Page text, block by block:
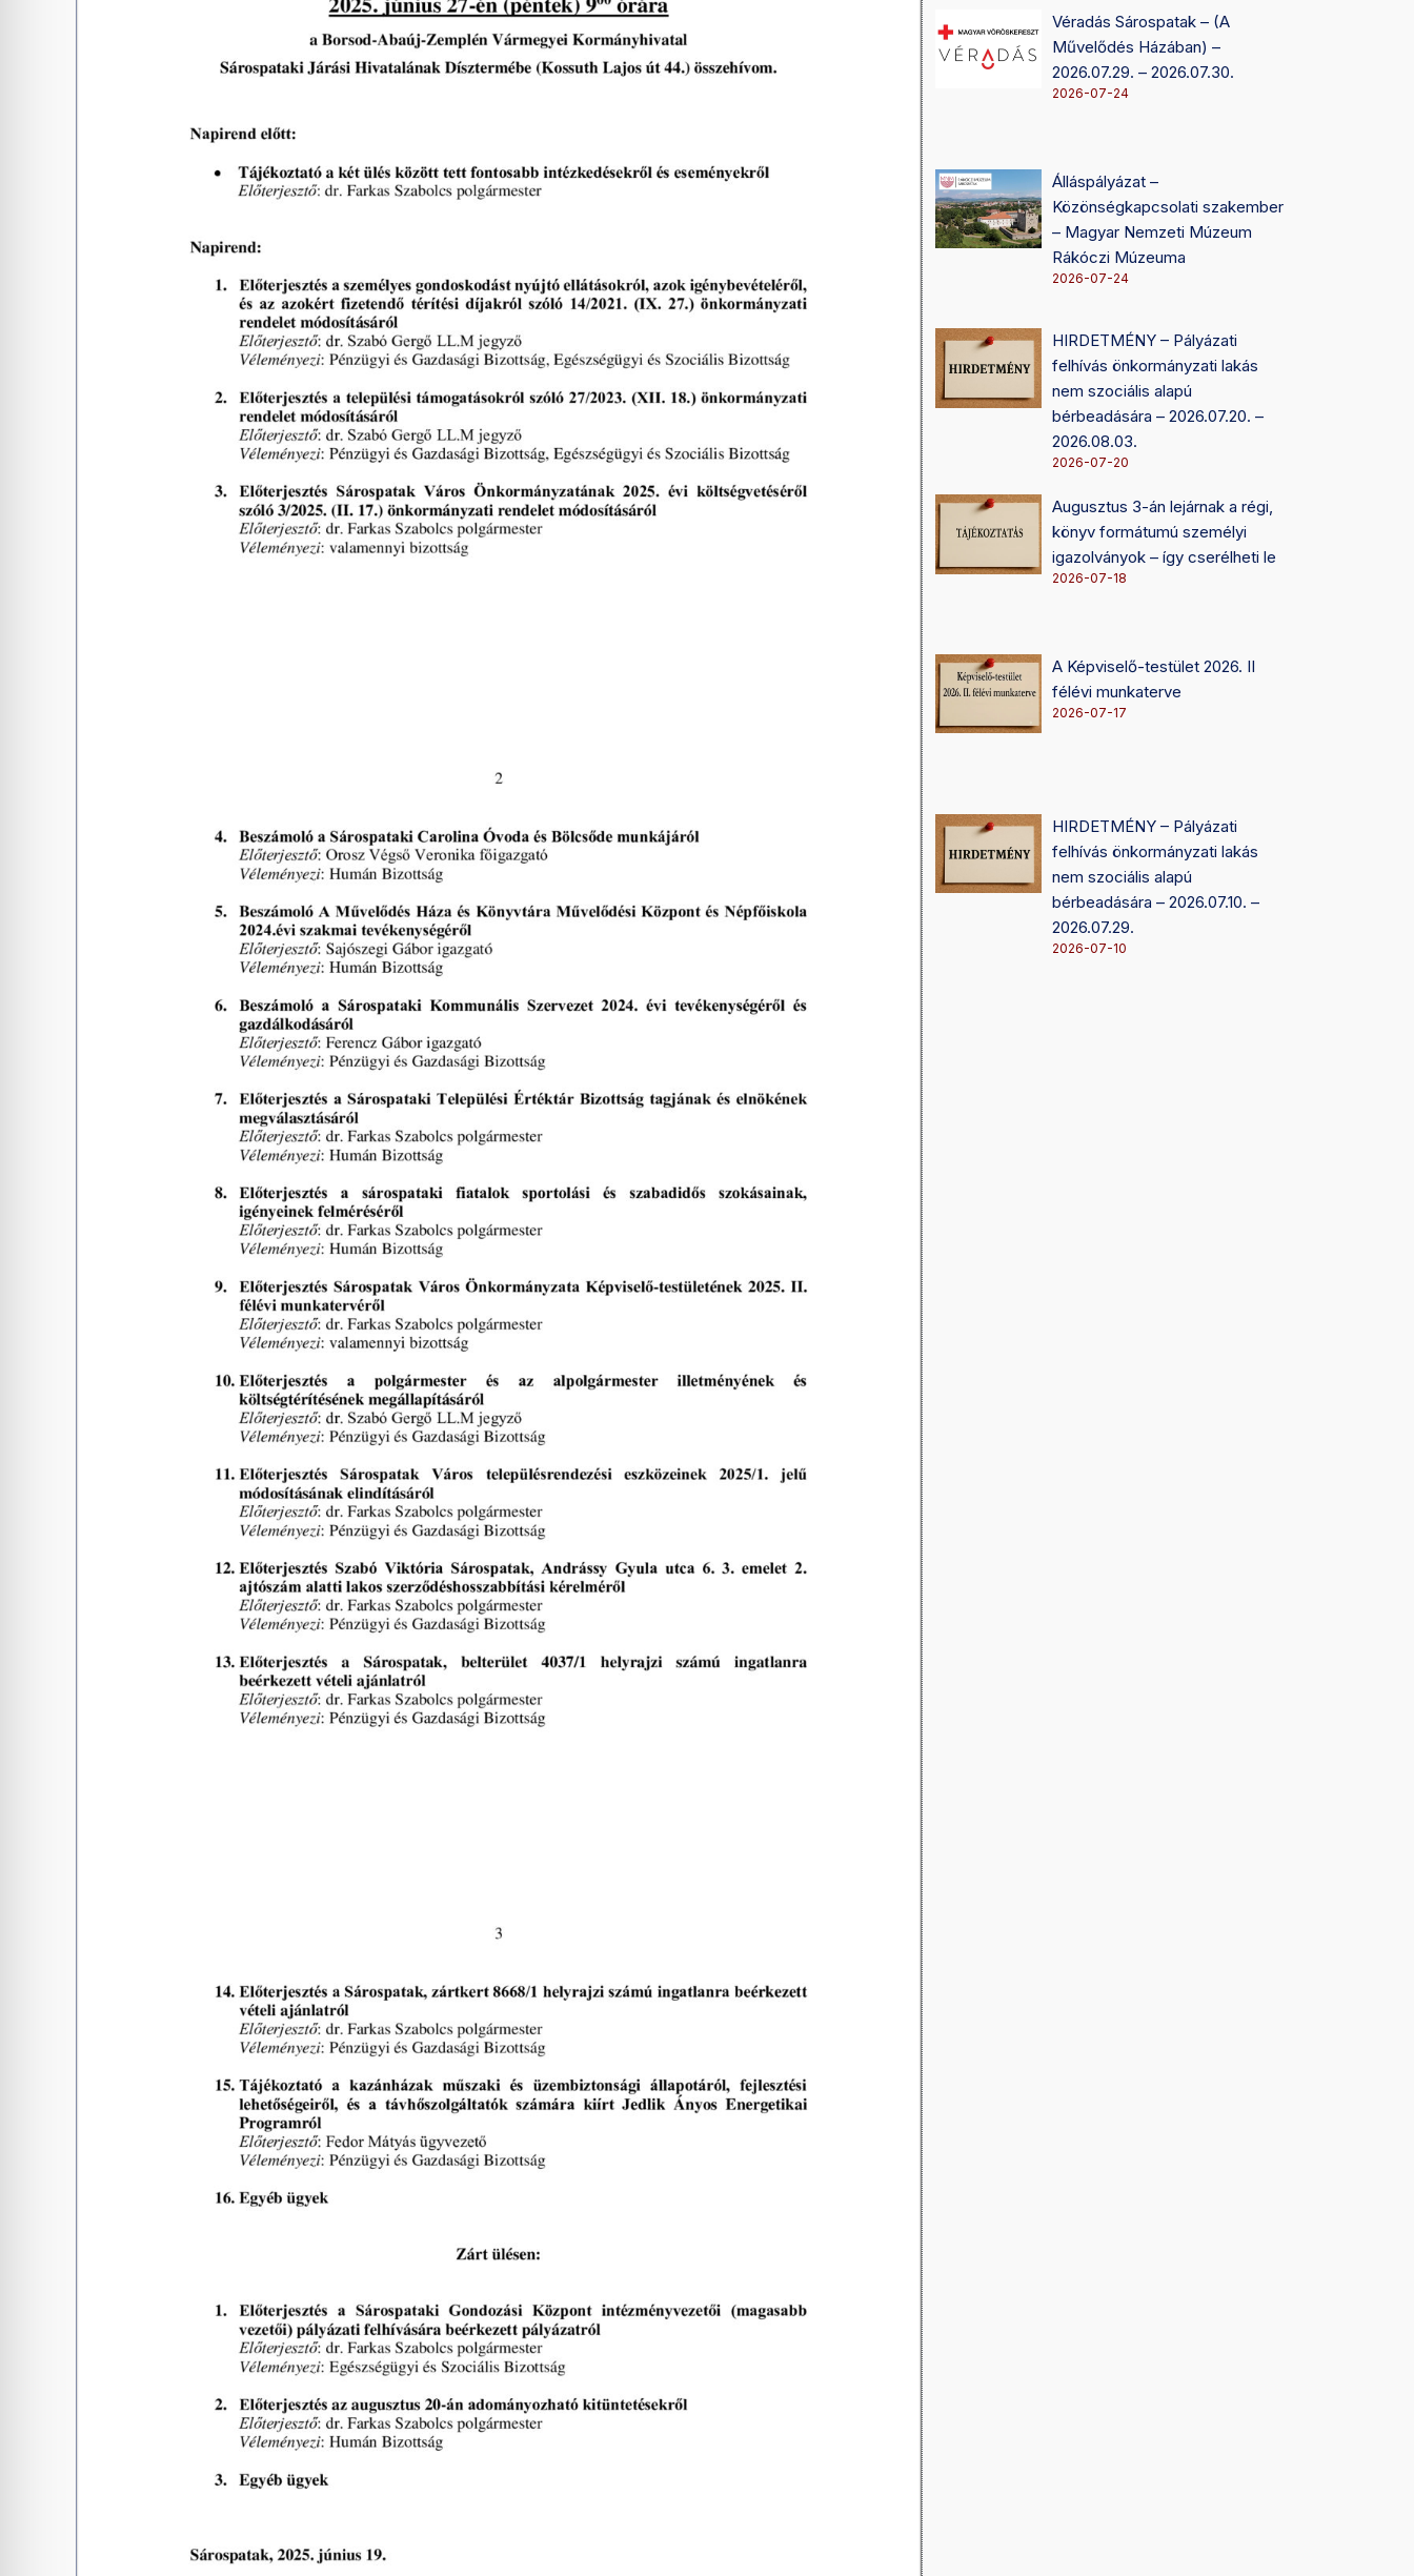
Véradás Sárospatak – (A
Művelődés Házában) –
2026.07.29. – 2026.07.30.
2026-07-24
Álláspályázat –
Közönségkapcsolati szakember
– Magyar Nemzeti Múzeum
Rákóczi Múzeuma
2026-07-24
HIRDETMÉNY – Pályázati
felhívás önkormányzati lakás
nem szociális alapú
bérbeadására – 2026.07.20. –
2026.08.03.
2026-07-20
Augusztus 3-án lejárnak a régi,
könyv formátumú személyi
igazolványok – így cserélheti le
2026-07-18
A Képviselő-testület 2026. II
félévi munkaterve
2026-07-17
HIRDETMÉNY – Pályázati
felhívás önkormányzati lakás
nem szociális alapú
bérbeadására – 2026.07.10. –
2026.07.29.
2026-07-10